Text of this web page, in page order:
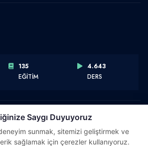
135
EĞİTİM
4.643
DERS
Inc.
Saygı Duyuyoruz
sunmak, sitemizi geliştirmek ve
sağlamak için çerezler kullanıyoruz.